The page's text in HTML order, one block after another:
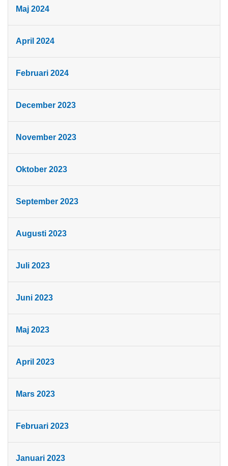
Maj 2024
April 2024
Februari 2024
December 2023
November 2023
Oktober 2023
September 2023
Augusti 2023
Juli 2023
Juni 2023
Maj 2023
April 2023
Mars 2023
Februari 2023
Januari 2023